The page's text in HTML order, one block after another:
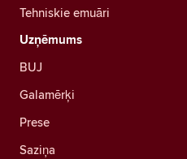
Tehniskie emuāri
Uzņēmums
BUJ
Galamērķi
Prese
Saziņa